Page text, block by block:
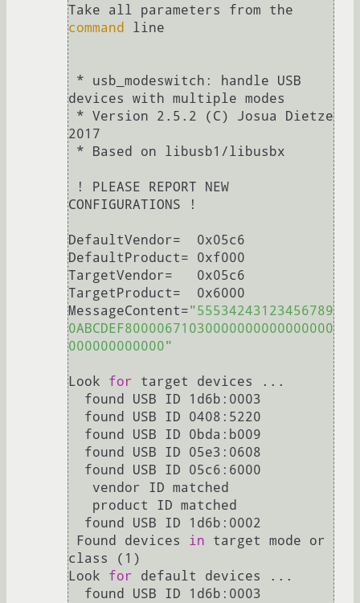
command
line
devices with multiple modes
2017
CONFIGURATIONS !
DefaultVendor=  0x05c6
DefaultProduct= 0xf000
TargetVendor=   0x05c6
TargetProduct=  0x6000
MessageContent="55534243123456789
0ABCDEF80000671030000000000000000
000000000000"
Look for
target devices ...
Found devices in target mode or
class (1)
Look for
default devices ...